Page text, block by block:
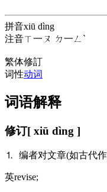
拼音xiū dìng
注音ㄒ一ㄡ ㄉ一ㄥˋ
繁体修訂
词性动词
词语解释
修订[ xiū dìng ]
⒈ 编者对文章(如古代作
英revise;